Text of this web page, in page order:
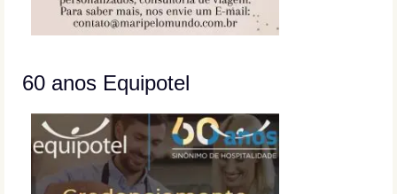
60 anos Equipotel